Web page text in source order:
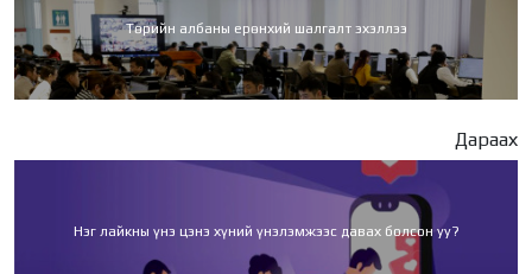
Төрийн албаны ерөнхий шалгалт эхэллээ
Дараах
Нэг лайкны үнэ цэнэ хүний үнэлэмжээс давах болсон уу?